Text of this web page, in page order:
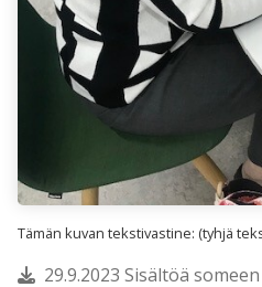
Tämän kuvan tekstivastine: (tyhjä
29.9.2023 Sisältöä